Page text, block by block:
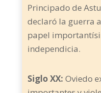
Principado de
declaró la guerra
papel
independicia.
Siglo XX: Oviedo